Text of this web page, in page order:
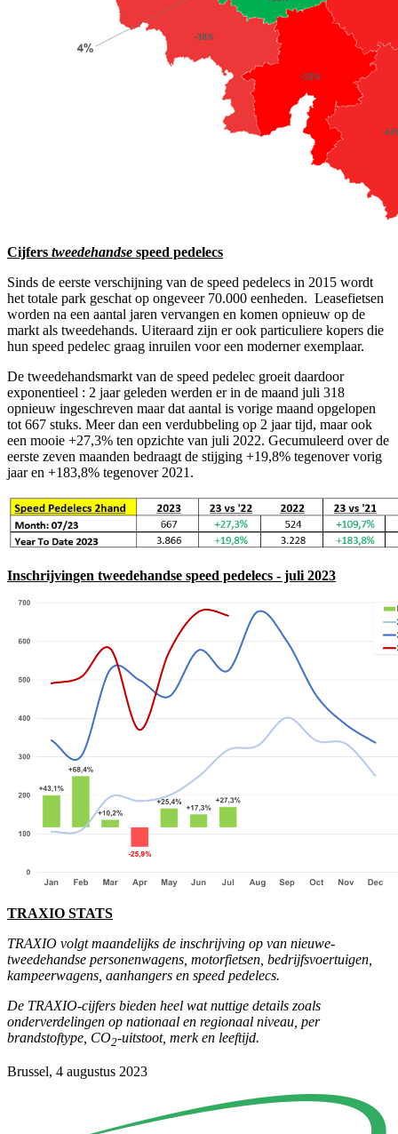
Cijfers tweedehandse speed pedelecs
Sinds de eerste verschijning van de speed pedelecs in 2015 wordt
het totale park geschat op ongeveer 70.000 eenheden. Leasefietsen
worden na een aantal jaren vervangen en komen opnieuw op de
markt als tweedehands. Uiteraard zijn er ook particuliere kopers die
hun speed pedelec graag inruilen voor een moderner exemplaar.
De tweedehandsmarkt van de speed pedelec groeit daardoor
exponentieel : 2 jaar geleden werden er in de maand juli 318
opnieuw ingeschreven maar dat aantal is vorige maand opgelopen
tot 667 stuks. Meer dan een verdubbeling op 2 jaar tijd, maar ook
een mooie +27,3% ten opzichte van juli 2022. Gecumuleerd over de
eerste zeven maanden bedraagt de stijging +19,8% tegenover vorig
jaar en +183,8% tegenover 2021.
Inschrijvingen tweedehandse speed pedelecs - juli 2023
TRAXIO STATS
TRAXIO volgt maandelijks de inschrijving op van nieuwe-
tweedehandse personenwagens, motorfietsen, bedrijfsvoertuigen,
kampeerwagens, aanhangers en speed pedelecs.
De TRAXIO-cijfers bieden heel wat nuttige details zoals
onderverdelingen op nationaal en regionaal niveau, per
brandstoftype, CO2-uitstoot, merk en leeftijd.
Brussel, 4 augustus 2023